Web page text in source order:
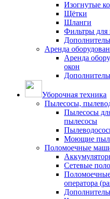
Изогнутые
Щётки
Шланги
Фильтры для
Аренда
Аренда
окон
Уборочная техника
Пылесосы,
Пылесосы
пылесосы
Моющие
Поломоечные
Сетевые
оператора